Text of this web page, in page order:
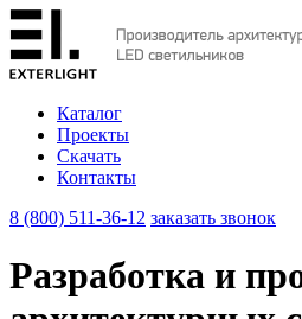
Каталог
Проекты
Скачать
Контакты
8 (800) 511-36-12 заказать звонок
Разработка и